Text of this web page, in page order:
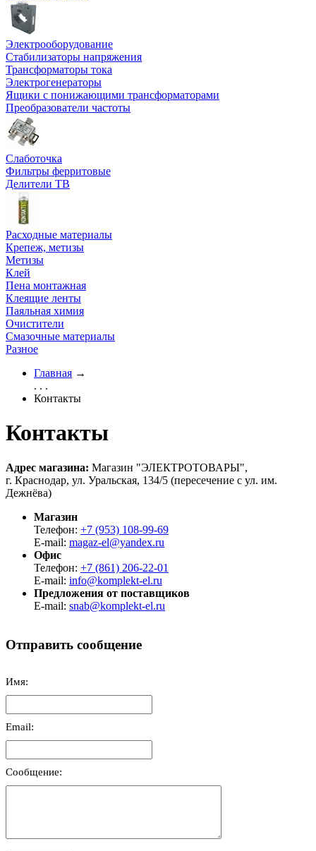
Электрооборудование
Стабилизаторы напряжения
Трансформаторы тока
Электрогенераторы
Ящики с понижающими трансформаторами
Преобразователи частоты
Слаботочка
Фильтры ферритовые
Делители ТВ
Расходные материалы
Крепеж, метизы
Метизы
Клей
Пена монтажная
Клеящие ленты
Паяльная химия
Очистители
Смазочные материалы
Разное
Главная →
. . .
Контакты
Контакты
Адрес магазина: Магазин "ЭЛЕКТРОТОВАРЫ",
г. Краснодар, ул. Уральская, 134/5 (пересечение с ул. им.
Дежнёва)
Магазин
Телефон: +7 (953) 108-99-69
E-mail: magaz-el@yandex.ru
Офис
Телефон: +7 (861) 206-22-01
E-mail: info@komplekt-el.ru
Предложения от поставщиков
E-mail: snab@komplekt-el.ru
Отправить сообщение
Имя:
Email:
Сообщение: